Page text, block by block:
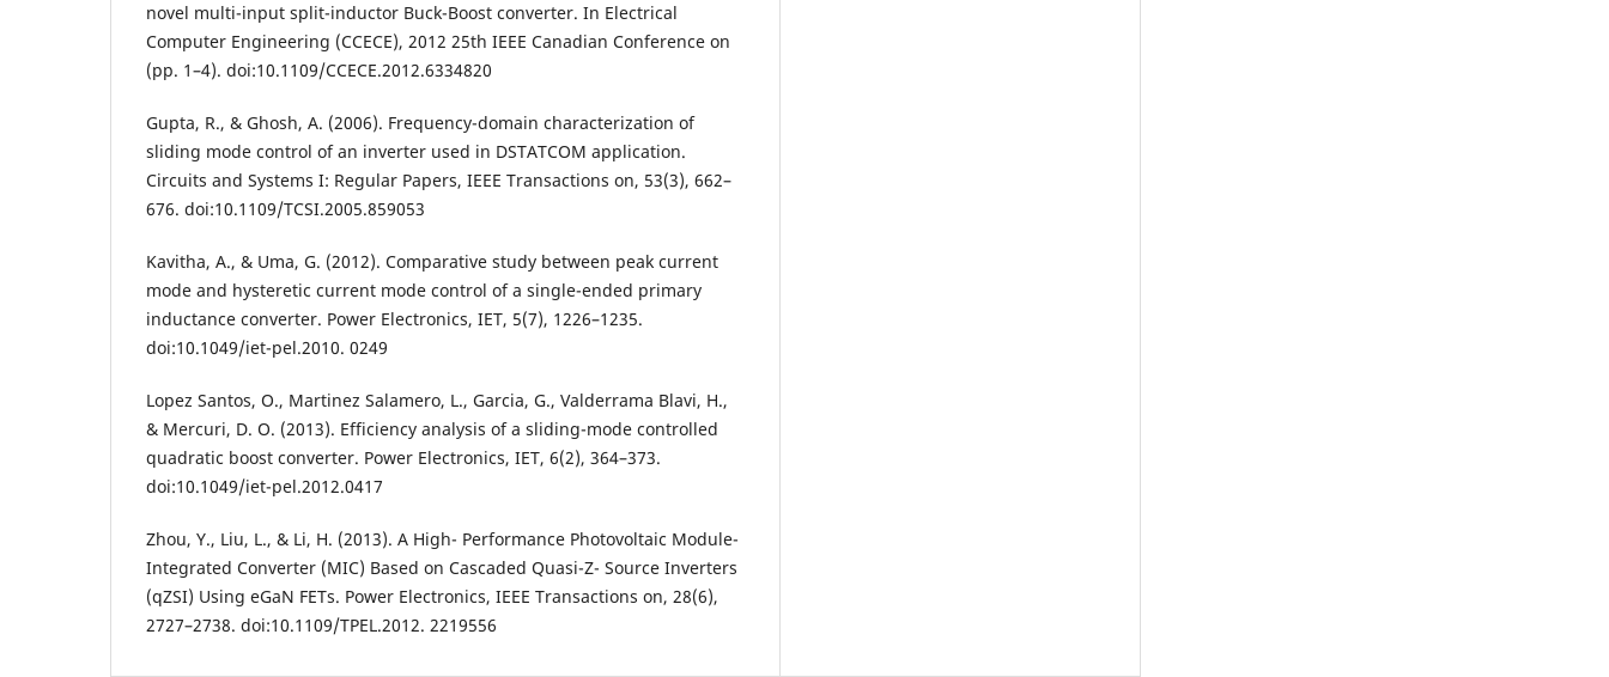
novel multi-input split-inductor Buck-Boost converter. In Electrical
Computer Engineering (CCECE), 2012 25th IEEE Canadian Conference on
(pp. 1–4). doi:10.1109/CCECE.2012.6334820
Gupta, R., & Ghosh, A. (2006). Frequency-domain characterization of
sliding mode control of an inverter used in DSTATCOM application.
Circuits and Systems I: Regular Papers, IEEE Transactions on, 53(3), 662–
676. doi:10.1109/TCSI.2005.859053
Kavitha, A., & Uma, G. (2012). Comparative study between peak current
mode and hysteretic current mode control of a single-ended primary
inductance converter. Power Electronics, IET, 5(7), 1226–1235.
doi:10.1049/iet-pel.2010. 0249
Lopez Santos, O., Martinez Salamero, L., Garcia, G., Valderrama Blavi, H.,
& Mercuri, D. O. (2013). Efficiency analysis of a sliding-mode controlled
quadratic boost converter. Power Electronics, IET, 6(2), 364–373.
doi:10.1049/iet-pel.2012.0417
Zhou, Y., Liu, L., & Li, H. (2013). A High- Performance Photovoltaic Module-
Integrated Converter (MIC) Based on Cascaded Quasi-Z- Source Inverters
(qZSI) Using eGaN FETs. Power Electronics, IEEE Transactions on, 28(6),
2727–2738. doi:10.1109/TPEL.2012. 2219556